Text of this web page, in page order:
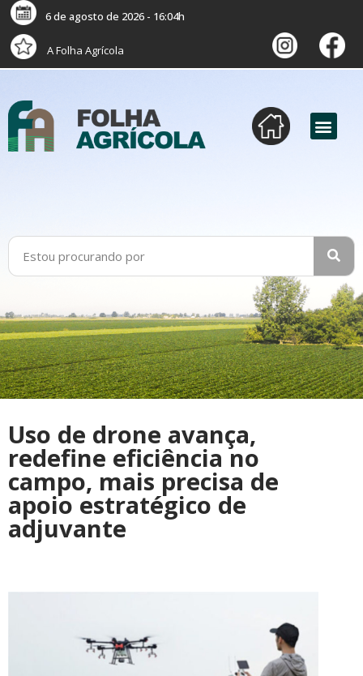
6 de agosto de 2026 - 16:04h
A Folha Agrícola
Uso de drone avança,
redefine eficiência no
campo, mais precisa de
apoio estratégico de
adjuvante